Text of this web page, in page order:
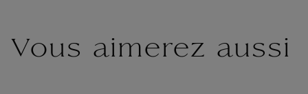
Vous aimerez aussi